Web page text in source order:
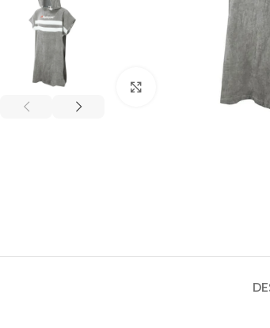
Click to enlarge